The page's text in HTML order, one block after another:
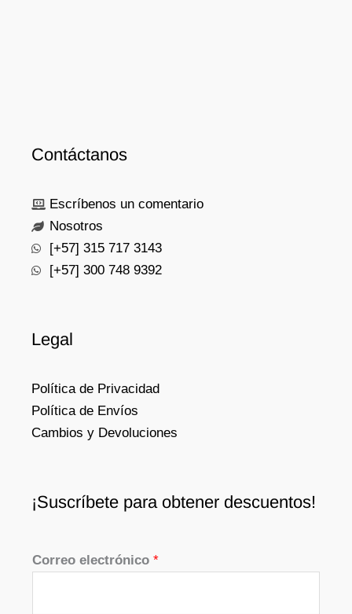
Contáctanos
Escríbenos un comentario
Nosotros
[+57] 315 717 3143
[+57] 300 748 9392
Legal
Política de Privacidad
Política de Envíos
Cambios y Devoluciones
¡Suscríbete para obtener descuentos!
Correo electrónico *